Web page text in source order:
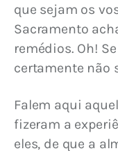
que sejam os
Sacramento
remédios. Oh!
certamente não
Falem aqui
fizeram a
eles, de que a